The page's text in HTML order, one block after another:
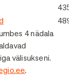
435 €
489 €
4 nädala
välisukseni.
.